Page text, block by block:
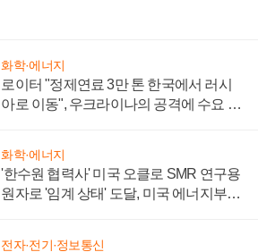
화학·에너지
로이터 "정제연료 3만 톤 한국에서 러시
아로 이동", 우크라이나의 공격에 수요 늘
화학·에너지
'한수원 협력사' 미국 오클로 SMR 연구용
원자로 '임계 상태' 도달, 미국 에너지부
전자·전기·정보통신